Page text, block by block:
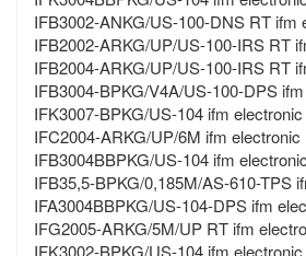
IFB3002-ANKG/US-100-DNS RT ifm
IFB2002-ARKG/UP/US-100-IRS RT
IFB2004-ARKG/UP/US-100-IRS RT
IFB3004-BPKG/V4A/US-100-DPS
IFK3007-BPKG/US-104 ifm electronic
IFC2004-ARKG/UP/6M ifm electronic
IFB3004BBPKG/US-104 ifm electronic
IFB35,5-BPKG/0,185M/AS-610-TPS
IFA3004BBPKG/US-104-DPS ifm
IFG2005-ARKG/5M/UP RT ifm
IFK3002-BPKG/US-104 ifm electronic